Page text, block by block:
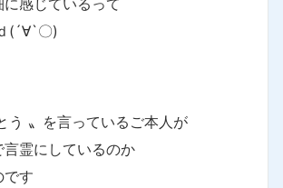
感じているって
(´∀`〇)
う 〟を言っているご本人が
言霊にしているのか
です